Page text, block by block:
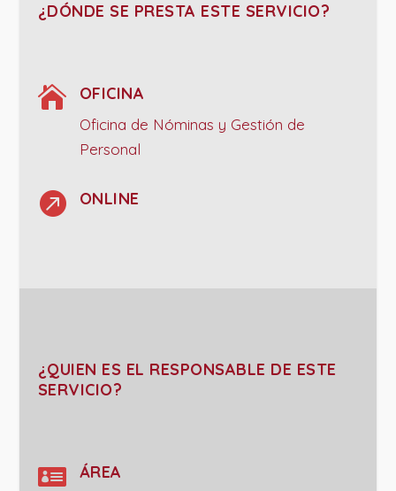
¿DÓNDE SE PRESTA ESTE SERVICIO?
 OFICINA
Oficina de Nóminas y Gestión de
Personal
 ONLINE
¿QUIEN ES EL RESPONSABLE DE ESTE
SERVICIO?
 ÁREA